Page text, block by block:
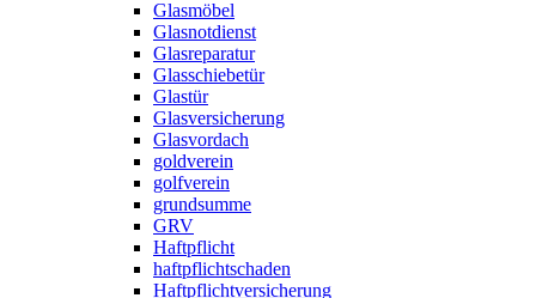
Glasmöbel
Glasnotdienst
Glasreparatur
Glasschiebetür
Glastür
Glasversicherung
Glasvordach
goldverein
golfverein
grundsumme
GRV
Haftpflicht
haftpflichtschaden
Haftpflichtversicherung